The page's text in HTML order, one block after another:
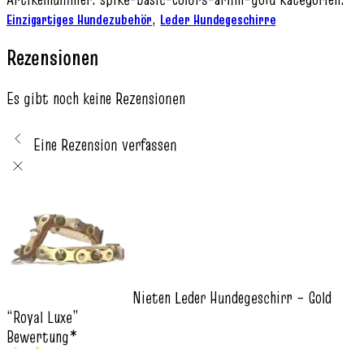
Einzigartiges Hundezubehör, Leder Hundegeschirre
Rezensionen
Es gibt noch keine Rezensionen
Eine Rezension verfassen
Nieten Leder Hundegeschirr – Gold
“Royal Luxe”
Bewertung*